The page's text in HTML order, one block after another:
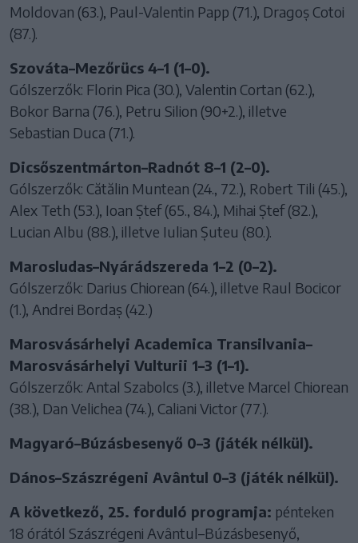
Moldovan (63.), Paul-Valentin Papp (71.), Dragoș Cotoi
(87.).
Szováta–Mezőrücs 4–1 (1–0).
Gólszerzők: Florin Pica (30.), Valentin Cortan (62.),
Bokor Barna (76.), Petru Silion (90+2.), illetve
Sebastian Duca (71.).
Dicsőszentmárton–Radnót 8–1 (2–0).
Gólszerzők: Cătălin Muntean (24., 72.), Robert Tili (45.),
Alex Teth (53.), Ioan Ștef (65., 84.), Mihai Ștef (82.),
Lucian Albu (88.), illetve Iulian Șuteu (80.).
Marosludas–Nyárádszereda 1–2 (0–2).
Gólszerzők: Darius Chiorean (64.), illetve Raul Bocicor
(1.), Andrei Bordaș (42.)
Marosvásárhelyi Academica Transilvania–
Marosvásárhelyi Vulturii 1–3 (1–1).
Gólszerzők: Antal Szabolcs (3.), illetve Marcel Chiorean
(38.), Dan Velichea (74.), Caliani Victor (77.).
Magyaró–Búzásbesenyő 0–3 (játék nélkül).
Dános–Szászrégeni Avântul 0–3 (játék nélkül).
A következő, 25. forduló programja: pénteken
18 órától Szászrégeni Avântul–Búzásbesenyő,